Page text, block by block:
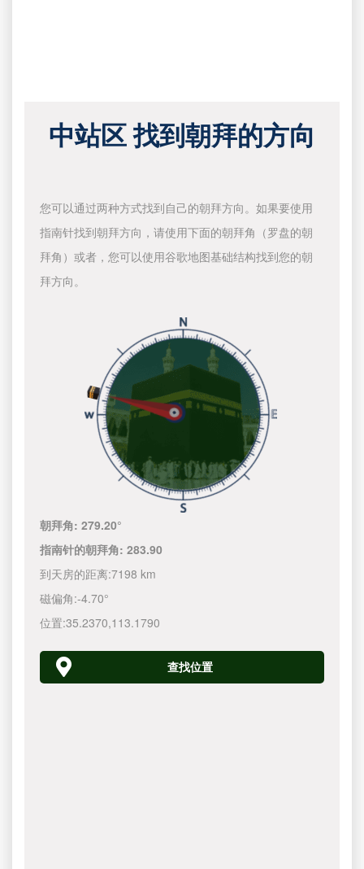
中站区 找到朝拜的方向
您可以通过两种方式找到自己的朝拜方向。如果要使用
指南针找到朝拜方向，请使用下面的朝拜角（罗盘的朝
拜角）或者，您可以使用谷歌地图基础结构找到您的朝
拜方向。
朝拜角:279.20°
指南针的朝拜角:283.90
到天房的距离:7198 km
磁偏角:-4.70°
位置:35.2370,113.1790
查找位置